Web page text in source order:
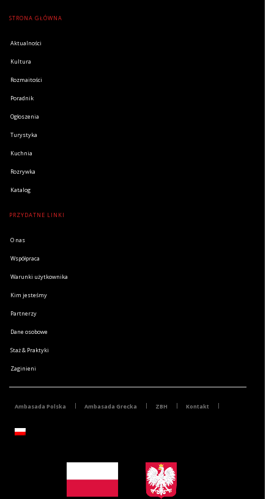
STRONA GŁÓWNA
Aktualności
Kultura
Rozmaitości
Poradnik
Ogłoszenia
Turystyka
Kuchnia
Rozrywka
Katalog
PRZYDATNE LINKI
O nas
Współpraca
Warunki użytkownika
Kim jesteśmy
Partnerzy
Dane osobowe
Staż & Praktyki
Zaginieni
Ambasada Polska Ambasada Grecka ZBH Kontakt